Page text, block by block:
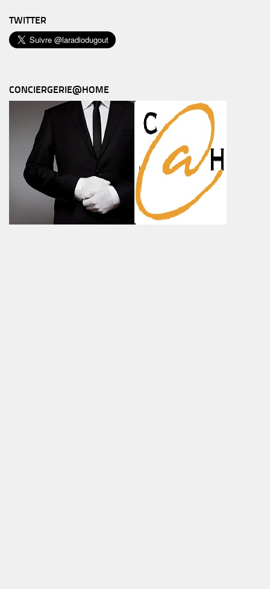
TWITTER
CONCIERGERIE@HOME